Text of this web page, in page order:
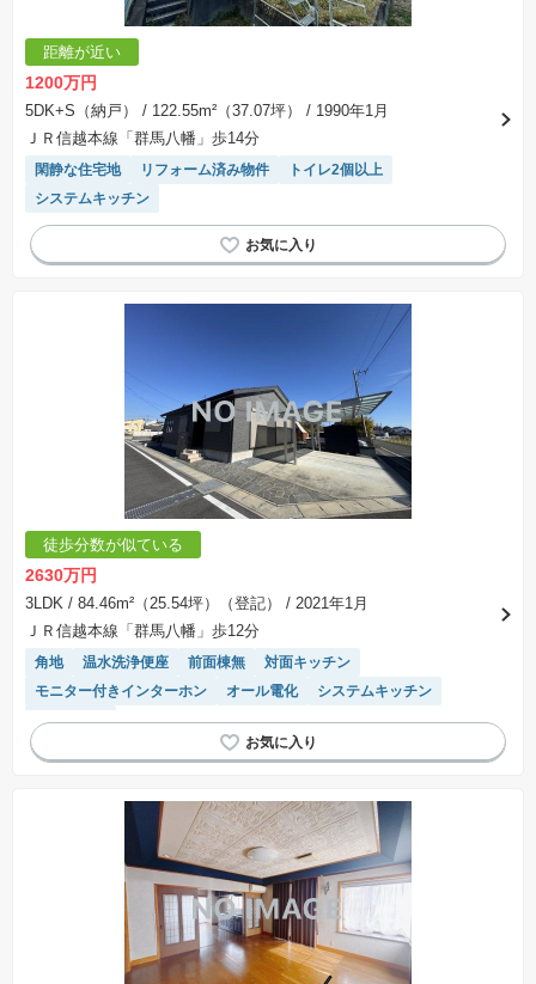
距離が近い
1200万円
5DK+S（納戸） / 122.55m²（37.07坪）
/ 1990年1月
ＪＲ信越本線「群馬八幡」歩14分
閑静な住宅地 リフォーム済み物件
トイレ2個以上
システムキッチン
徒歩分数が似ている
2630万円
3LDK / 84.46m²（25.54坪）（登記）
/ 2021年1月
ＪＲ信越本線「群馬八幡」歩12分
角地 温水洗浄便座 前面棟無
対面キッチン
モニター付きインターホン
オール電化
システムキッチン
陽当り良好